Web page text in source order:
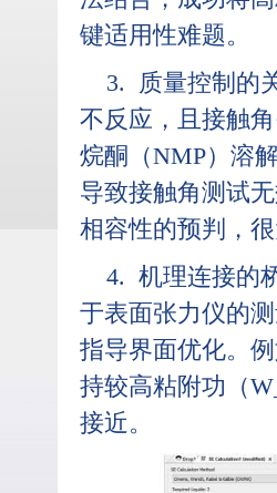
键适用性难题。
3. 质量控制的
不反应，且接触
烷酮（NMP）溶
导致接触角测试
相容性的预判，
4. 机理连接的
于表面张力仪的
指导界面优化。
持较高粘附功（
接近。